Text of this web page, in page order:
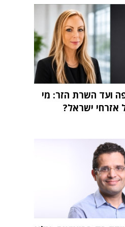
ועד השרת הזר: מי
אזרחי ישראל?